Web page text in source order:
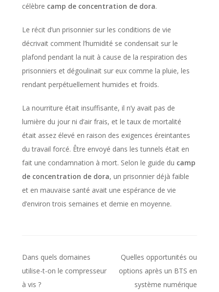
célèbre camp de concentration de dora.
Le récit d’un prisonnier sur les conditions de vie
décrivait comment l’humidité se condensait sur le
plafond pendant la nuit à cause de la respiration des
prisonniers et dégoulinait sur eux comme la pluie, les
rendant perpétuellement humides et froids.
La nourriture était insuffisante, il n’y avait pas de
lumière du jour ni d’air frais, et le taux de mortalité
était assez élevé en raison des exigences éreintantes
du travail forcé. Être envoyé dans les tunnels était en
fait une condamnation à mort. Selon le guide du camp
de concentration de dora, un prisonnier déjà faible
et en mauvaise santé avait une espérance de vie
d’environ trois semaines et demie en moyenne.
Navigation
de
Dans quels domaines
utilise-t-on le compresseur
à vis ?
Quelles opportunités ou
options après un BTS en
système numérique